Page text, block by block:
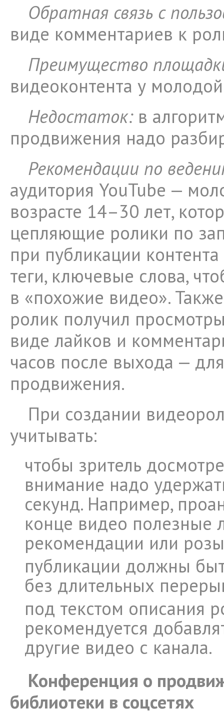
Обратная связь с
виде комментариев к
Преимущество
видеоконтента у
Недостаток:в
продвижения надо
Рекомендации по
аудитория YouTube —
возрасте 14–30 лет,
цепляющие ролики по
при публикации
теги, ключевые слова,
в «похожие видео».
ролик получил
виде лайков и
часов после выхода —
продвижения.
При создании
учитывать:
чтобы зритель
внимание надо
секунд. Например,
конце видео полезные
рекомендации или
публикации должны
без длительных
под текстом описания
рекомендуется
другие видео с канала.
Конференция о
библиотеки в соцсетях